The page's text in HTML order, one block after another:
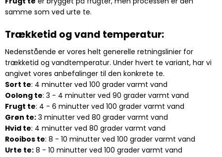
samme som ved urte te.
Trækketid og vand temperatur:
Nedenstående er vores helt generelle retningslinier for
trækketid og vandtemperatur. Under hvert te variant, har vi
angivet vores anbefalinger til den konkrete te.
Sort te: 4 minutter ved 100 grader varmt vand
Oolong te: 3 - 4 minutter ved 90 grader varmt vand
Frugt te: 4 - 6 minutter ved 100 grader varmt vand
Grøn te: 3 minutter ved 80 grader varmt vand
Hvid te: 4 minutter ved 80 grader varmt vand
Rooibos te: 8 - 10 minutter ved 100 grader varmt vand
Urte te: 8 - 10 minutter ved 100 grader varmt vand